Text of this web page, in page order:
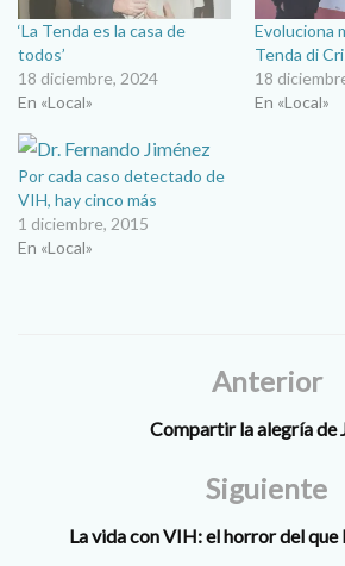
‘La Tenda es la casa de
todos’
18 diciembre, 2024
En «Local»
Evoluciona
Tenda di
18
En «Local»
Por cada caso detectado de
VIH, hay cinco más
1 diciembre, 2015
En «Local»
Anterior
Compartir la alegría de
Siguiente
La vida con VIH: el horror del